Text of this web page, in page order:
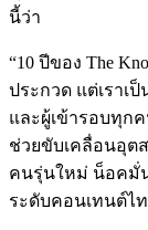
นี้ว่า
“10 ปีของ The
ประกวด แต่เราเ
และผู้เข้ารอบทุก
ช่วยขับเคลื่อนอุต
คนรุ่นใหม่ น็อคมั่
ระดับคอนเทนต์ไ